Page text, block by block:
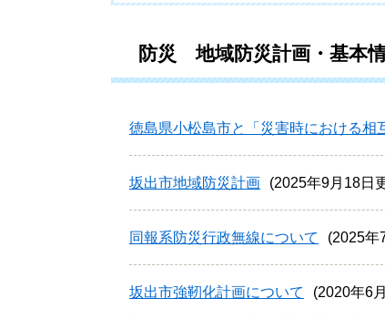
防災 地域防災計画・基本
徳島県小松島市と「災害時における相
坂出市地域防災計画 2025年9月18日
同報系防災行政無線について 2025年
坂出市強靭化計画について 2020年6